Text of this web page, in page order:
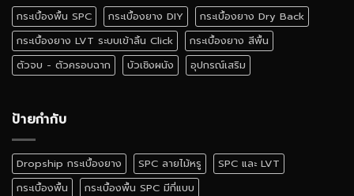
สี
ไหน
ดี
กระเบื้องพื้น SPC กระเบื้องยาง DIY
กระเบื้องยาง Dry Back
กระเบื้องยาง LVT ระบบเข้าลิ้น Click
กระเบื้องยาง สีพื้น
ตัวจบ - ตัวครอบฉาก
บัวเชิงผนัง อุปกรณ์เสริม
ป้ายกำกับ
Dropship กระเบื้องยาง SPC ลายไม้หรู
SPC และ LVT
กระเบื้องพื้น
กระเบื้องพื้น SPC มีกี่แบบ